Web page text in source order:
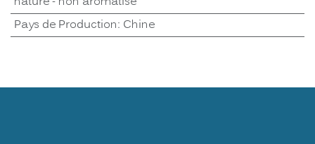
Pays de Production: Chine